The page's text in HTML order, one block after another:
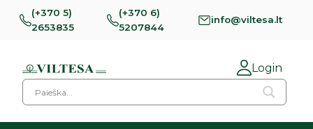
(+370 5)
2653835
(+370 6)
5207844
info@viltesa.lt
Login